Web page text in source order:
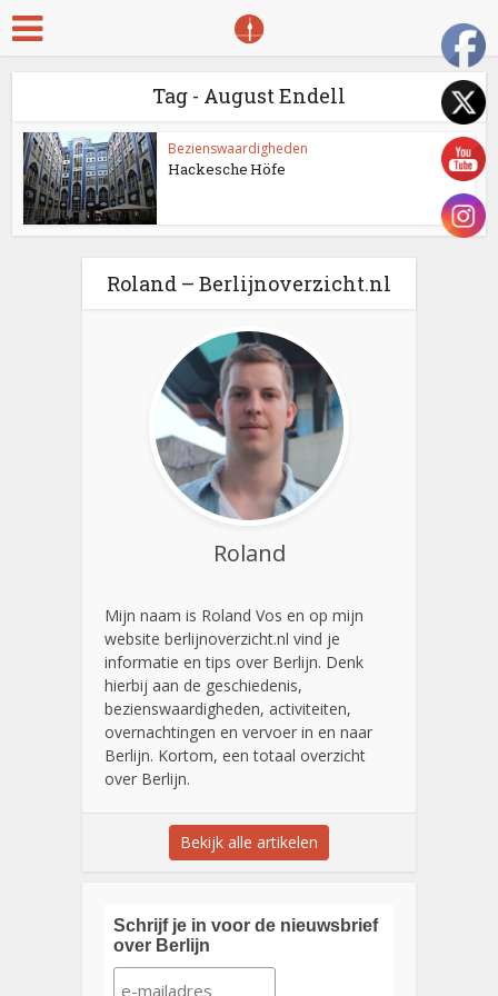
Tag - August Endell
Bezienswaardigheden
Hackesche Höfe
Roland – Berlijnoverzicht.nl
Roland
Mijn naam is Roland Vos en op mijn
website berlijnoverzicht.nl vind je
informatie en tips over Berlijn. Denk
hierbij aan de geschiedenis,
bezienswaardigheden, activiteiten,
overnachtingen en vervoer in en naar
Berlijn. Kortom, een totaal overzicht
over Berlijn.
Bekijk alle artikelen
Schrijf je in voor de nieuwsbrief
over Berlijn